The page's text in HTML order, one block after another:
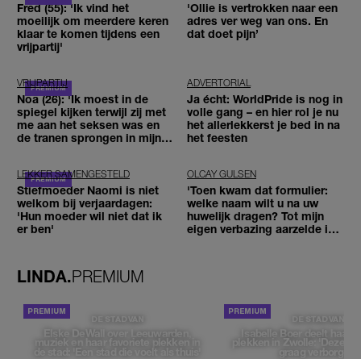
Fred (55): 'Ik vind het
moeilijk om meerdere keren
klaar te komen tijdens een
vrijpartij'
'Ollie is vertrokken naar een
adres ver weg van ons. En
dat doet pijn’
VRIJPARTIJ
Noa (26): 'Ik moest in de
spiegel kijken terwijl zij met
me aan het seksen was en
de tranen sprongen in mijn
ADVERTORIAL
Ja écht: WorldPride is nog in
volle gang – en hier rol je nu
het allerlekkerst je bed in na
het feesten
LEKKER SAMENGESTELD
Stiefmoeder Naomi is niet
welkom bij verjaardagen:
'Hun moeder wil niet dat ik
er ben'
OLCAY GULSEN
'Toen kwam dat formulier:
welke naam wilt u na uw
huwelijk dragen? Tot mijn
eigen verbazing aarzelde ik
LINDA.PREMIUM
DE STAD VAN
Elske DeWall over Leeuwarden,
muziek en haar favoriete plekken in
de stad: 'Een stad die voelt als thuis'
DE STAD VAN
Isabelle Boer deelt haar
plekken in Zwolle: 'Deze
graag verborgen'